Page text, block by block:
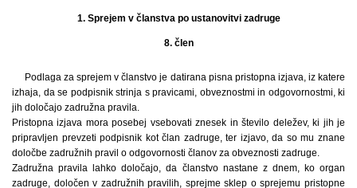
1. Sprejem v članstva po ustanovitvi zadruge
8. člen
Podlaga za sprejem v članstvo je datirana pisna pristopna izjava, iz katere
izhaja, da se podpisnik strinja s pravicami, obveznostmi in odgovornostmi, ki
jih določajo zadružna pravila.
Pristopna izjava mora posebej vsebovati znesek in število deležev, ki jih je
pripravljen prevzeti podpisnik kot član zadruge, ter izjavo, da so mu znane
določbe zadružnih pravil o odgovornosti članov za obveznosti zadruge.
Zadružna pravila lahko določajo, da članstvo nastane z dnem, ko organ
zadruge, določen v zadružnih pravilih, sprejme sklep o sprejemu pristopne